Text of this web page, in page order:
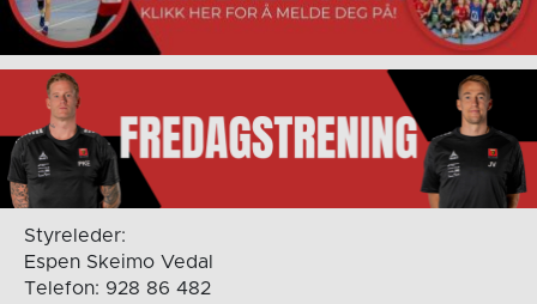
Styreleder:
Espen Skeimo Vedal
Telefon: 928 86 482